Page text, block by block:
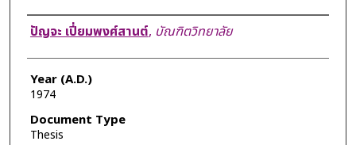
Author
ปัญจะ เปี่ยมพงศ์สานต์, บัณฑิตวิทยาลัย
Year (A.D.)
1974
Document Type
Thesis